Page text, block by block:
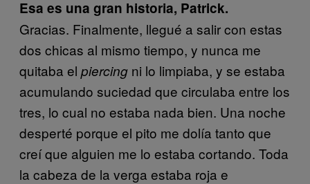
Esa es una gran historia, Patrick.
Gracias. Finalmente, llegué a salir con estas
dos chicas al mismo tiempo, y nunca me
quitaba el piercing ni lo limpiaba, y se estaba
acumulando suciedad que circulaba entre los
tres, lo cual no estaba nada bien. Una noche
desperté porque el pito me dolía tanto que
creí que alguien me lo estaba cortando. Toda
la cabeza de la verga estaba roja e